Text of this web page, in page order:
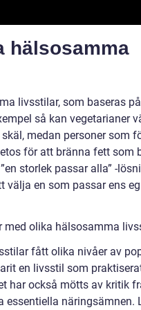
hälsosamma
livsstilar, som baseras
så kan vegetarianer
medan personer som
för att bränna fett som
storlek passar alla” -
välja en som passar ens
med olika hälsosamma
fått olika nivåer av
en livsstil som
har också mötts av kritik
essentiella näringsämnen.